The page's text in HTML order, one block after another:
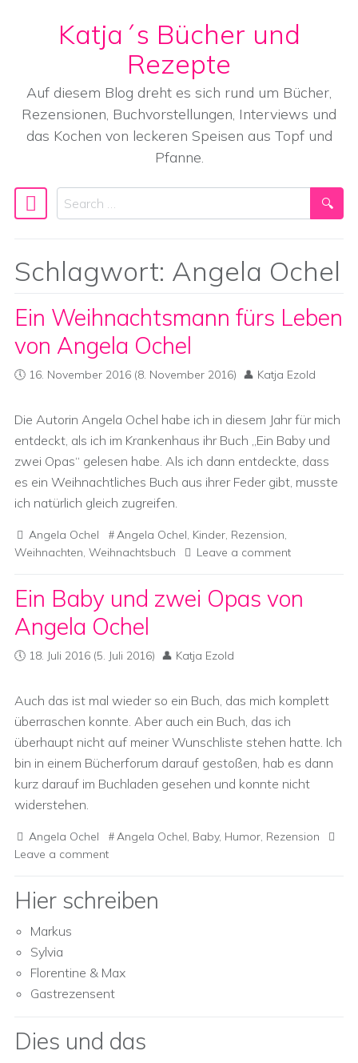
Skip to content
Katja´s Bücher und
Rezepte
Auf diesem Blog dreht es sich rund um Bücher,
Rezensionen, Buchvorstellungen, Interviews und
das Kochen von leckeren Speisen aus Topf und
Pfanne.
Main Navigation
Search
Schlagwort: Angela Ochel
Ein Weihnachtsmann fürs Leben
von Angela Ochel
16. November 2016 (8. November 2016) Katja Ezold
Die Autorin Angela Ochel habe ich in diesem Jahr für mich
entdeckt, als ich im Krankenhaus ihr Buch „Ein Baby und
zwei Opas“ gelesen habe. Als ich dann entdeckte, dass
es ein Weihnachtliches Buch aus ihrer Feder gibt, musste
ich natürlich gleich zugreifen.
Angela Ochel Angela Ochel, Kinder, Rezension,
Weihnachten, Weihnachtsbuch Leave a comment
Ein Baby und zwei Opas von
Angela Ochel
18. Juli 2016 (5. Juli 2016) Katja Ezold
Auch das ist mal wieder so ein Buch, das mich komplett
überraschen konnte. Aber auch ein Buch, das ich
überhaupt nicht auf meiner Wunschliste stehen hatte. Ich
bin in einem Bücherforum darauf gestoßen, hab es dann
kurz darauf im Buchladen gesehen und konnte nicht
widerstehen.
Angela Ochel Angela Ochel, Baby, Humor, Rezension
Leave a comment
Hier schreiben
Markus
Sylvia
Florentine & Max
Gastrezensent
Dies und das